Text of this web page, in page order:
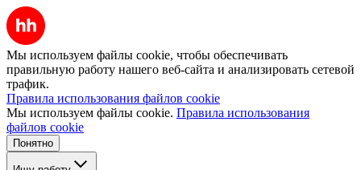
Мы используем файлы cookie, чтобы обеспечивать
правильную работу нашего веб-сайта и анализировать сетевой
трафик.
Правила использования файлов cookie
Мы используем файлы cookie. Правила использования
файлов cookie
Понятно